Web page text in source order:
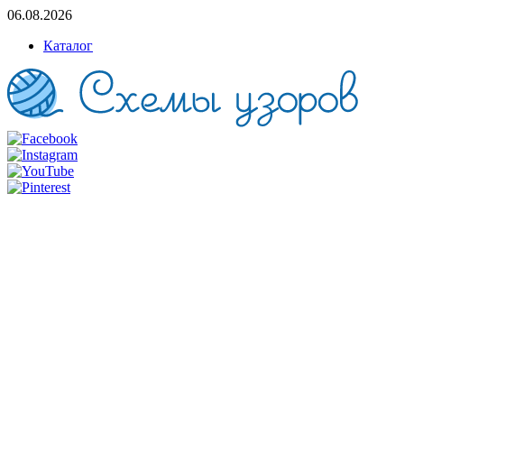
06.08.2026
Каталог